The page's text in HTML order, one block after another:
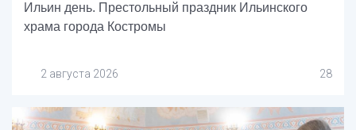
Ильин день. Престольный праздник Ильинского
храма города Костромы
2 августа 2026 28